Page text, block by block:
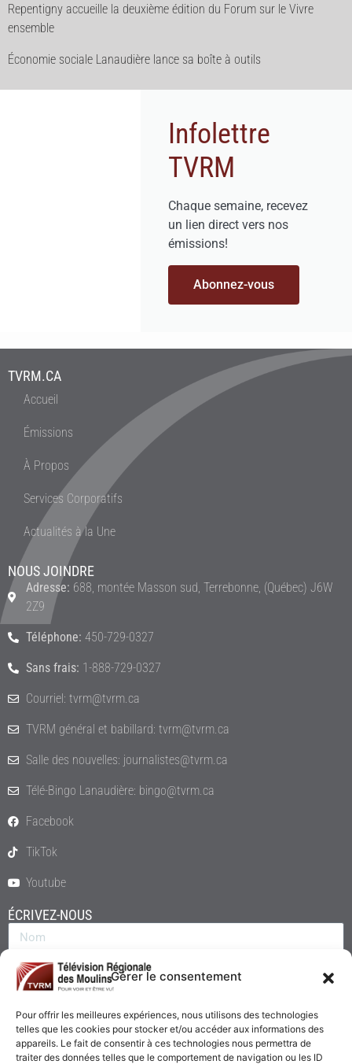
Gérer le consentement
Pour offrir les meilleures expériences, nous utilisons des technologies
telles que les cookies pour stocker et/ou accéder aux informations des
appareils. Le fait de consentir à ces technologies nous permettra de
traiter des données telles que le comportement de navigation ou les ID
Repentigny accueille la deuxième édition du Forum sur le Vivre
ensemble
Économie sociale Lanaudière lance sa boîte à outils
Infolettre
TVRM
Chaque semaine, recevez
un lien direct vers nos
émissions!
Abonnez-vous
TVRM.CA
Accueil
Émissions
À Propos
Services Corporatifs
Actualités à la Une
NOUS JOINDRE
Adresse: 688, montée Masson sud, Terrebonne, (Québec) J6W
2Z9
Téléphone: 450-729-0327
Sans frais: 1-888-729-0327
Courriel: tvrm@tvrm.ca
TVRM général et babillard: tvrm@tvrm.ca
Salle des nouvelles: journalistes@tvrm.ca
Télé-Bingo Lanaudière: bingo@tvrm.ca
Facebook
TikTok
Youtube
ÉCRIVEZ-NOUS